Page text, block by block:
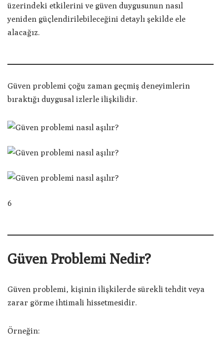
üzerindeki etkilerini ve güven duygusunun nasıl
yeniden güçlendirilebileceğini detaylı şekilde ele
alacağız.
Güven problemi çoğu zaman geçmiş deneyimlerin
bıraktığı duygusal izlerle ilişkilidir.
6
Güven Problemi Nedir?
Güven problemi, kişinin ilişkilerde sürekli tehdit veya
zarar görme ihtimali hissetmesidir.
Örneğin: